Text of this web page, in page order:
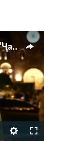
Ҳаводории арманиҳо аз пирӯзии "Ҷаллод"-и тоҷик